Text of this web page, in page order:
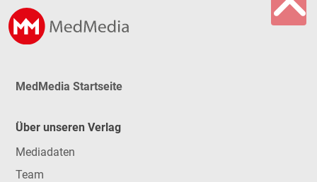
MedMedia Startseite
Über unseren Verlag
Mediadaten
Team